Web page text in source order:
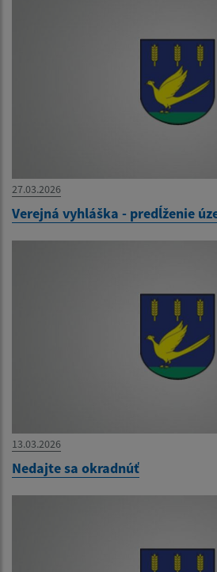
27.03.2026
Verejná vyhláška - predĺženie
13.03.2026
Nedajte sa okradnúť